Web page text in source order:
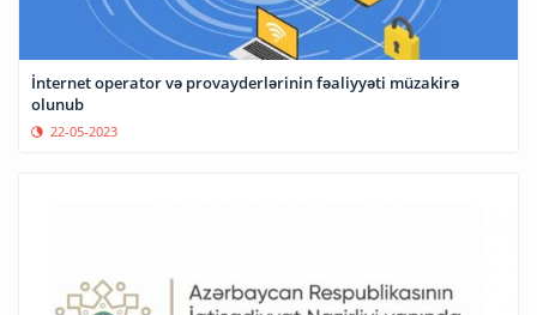
İnternet operator və provayderlərinin fəaliyyəti müzakirə
olunub
22-05-2023